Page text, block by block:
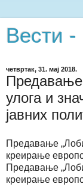
Вести -
четвртак, 31. мај 2018.
улога и
јавних
Предавање
креирање
Предавање
креирање